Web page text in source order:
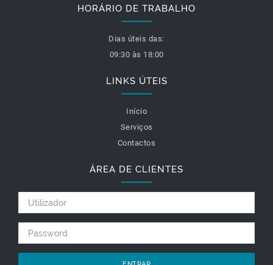
HORÁRIO DE TRABALHO
Dias úteis das:
09:30 às 18:00
LINKS ÚTEIS
Início
Serviços
Contactos
ÁREA DE CLIENTES